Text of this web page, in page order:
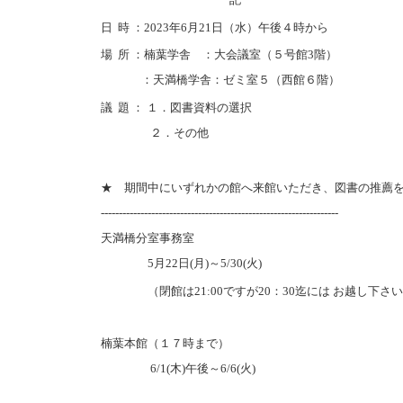
日 時 ：2023年6月21日（水）午後４時から
場 所 ：楠葉学舎 ：大会議室（５号館3階）
：天満橋学舎：ゼミ室５（西館６階）
議 題 ： １．図書資料の選択
２．その他
★ 期間中にいずれかの館へ来館いただき、図書の推薦
------------------------------------------------------------------
天満橋分室事務室
5月22日(月)～5/30(火)
（閉館は21:00ですが20：30迄には お越し下
楠葉本館（１７時まで）
6/1(木)午後～6/6(火)